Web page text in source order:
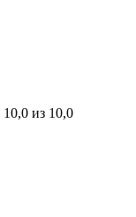
10,0 из 10,0